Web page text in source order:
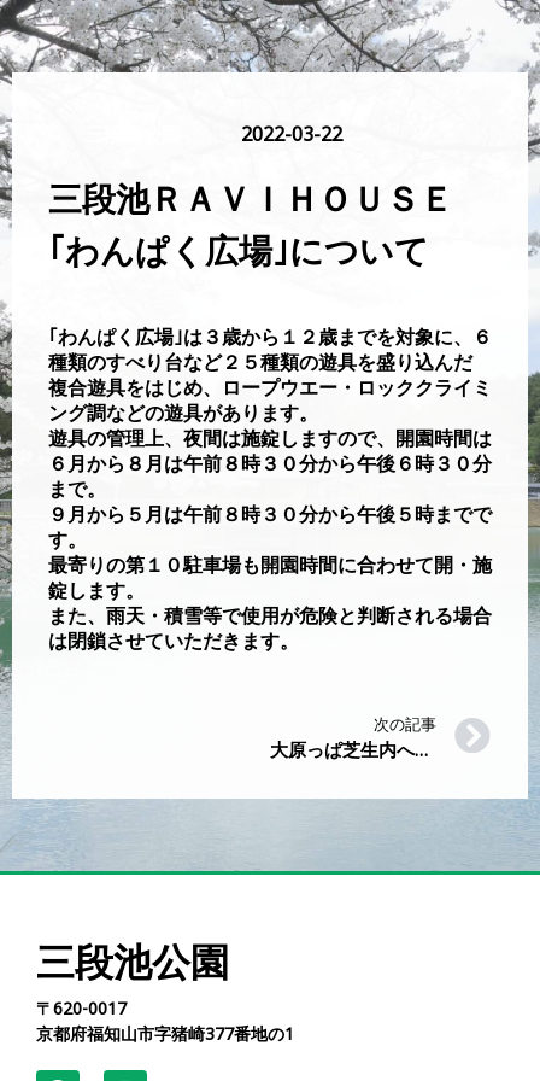
2022-03-22
三段池ＲＡＶＩＨＯＵＳＥ
｢わんぱく広場｣について
｢わんぱく広場｣は３歳から１２歳までを対象に、６
種類のすべり台など２５種類の遊具を盛り込んだ
複合遊具をはじめ、ロープウエー・ロッククライミ
ング調などの遊具があります。
遊具の管理上、夜間は施錠しますので、開園時間は
６月から８月は午前８時３０分から午後６時３０分
まで。
９月から５月は午前８時３０分から午後５時までで
す。
最寄りの第１０駐車場も開園時間に合わせて開・施
錠します。
また、雨天・積雪等で使用が危険と判断される場合
は閉鎖させていただきます。
次の記事
大原っぱ芝生内へのペット連れでの進入について
三段池公園
〒620-0017
京都府福知山市字猪崎377番地の1